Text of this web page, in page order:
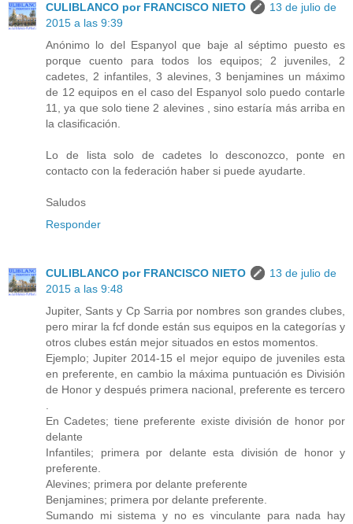
CULIBLANCO por FRANCISCO NIETO
13 de julio de
2015 a las 9:39
Anónimo lo del Espanyol que baje al séptimo puesto es
porque cuento para todos los equipos; 2 juveniles, 2
cadetes, 2 infantiles, 3 alevines, 3 benjamines un máximo
de 12 equipos en el caso del Espanyol solo puedo contarle
11, ya que solo tiene 2 alevines , sino estaría más arriba en
la clasificación.
Lo de lista solo de cadetes lo desconozco, ponte en
contacto con la federación haber si puede ayudarte.
Saludos
Responder
CULIBLANCO por FRANCISCO NIETO
13 de julio de
2015 a las 9:48
Jupiter, Sants y Cp Sarria por nombres son grandes clubes,
pero mirar la fcf donde están sus equipos en la categorías y
otros clubes están mejor situados en estos momentos.
Ejemplo; Jupiter 2014-15 el mejor equipo de juveniles esta
en preferente, en cambio la máxima puntuación es División
de Honor y después primera nacional, preferente es tercero
.
En Cadetes; tiene preferente existe división de honor por
delante
Infantiles; primera por delante esta división de honor y
preferente.
Alevines; primera por delante preferente
Benjamines; primera por delante preferente.
Sumando mi sistema y no es vinculante para nada hay